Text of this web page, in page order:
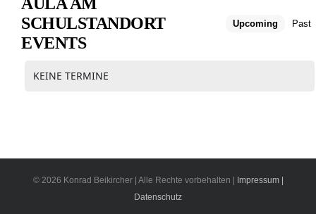
SCHULSTANDORT
EVENTS
Upcoming Past
KEINE TERMINE
© 2026 Konrad Beikircher | Alle Rechte vorbehalten |
Impressum |
Datenschutz